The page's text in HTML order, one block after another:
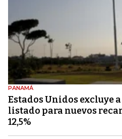
PANAMÁ
Estados Unidos excluye
listado para nuevos
12,5%